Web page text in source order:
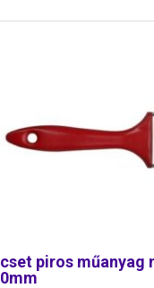
piros műanyag